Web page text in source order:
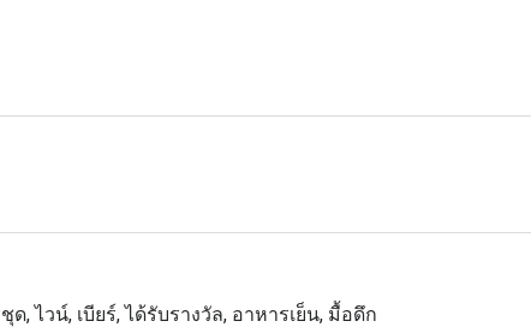
, ไวน์, เบียร์, ได้รับรางวัล, อาหารเย็น, มื้อดึก